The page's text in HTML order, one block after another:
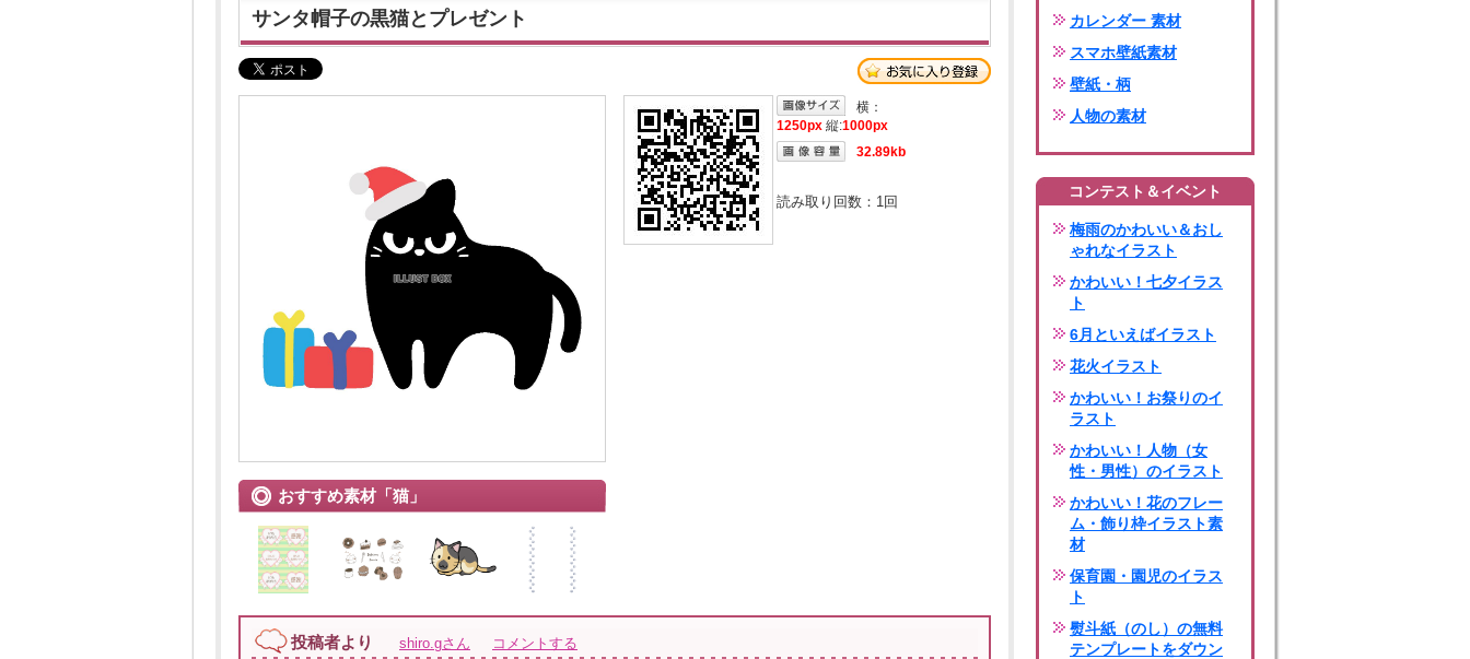
サンタ帽子の黒猫とプレゼント
おすすめ素材「猫」
横：
1250px 縦:1000px
32.89kb
読み取り回数： 1回
投稿者より shiro.gさん コメントする
カレンダー 素材
スマホ壁紙素材
壁紙・柄
人物の素材
コンテスト＆イベント
梅雨のかわいい＆おし
ゃれなイラスト
かわいい！七夕イラス
ト
6月といえばイラスト
花火イラスト
かわいい！お祭りのイ
ラスト
かわいい！人物（女
性・男性）のイラスト
かわいい！花のフレー
ム・飾り枠イラスト素
材
保育園・園児のイラス
ト
熨斗紙（のし）の無料
テンプレートをダウン